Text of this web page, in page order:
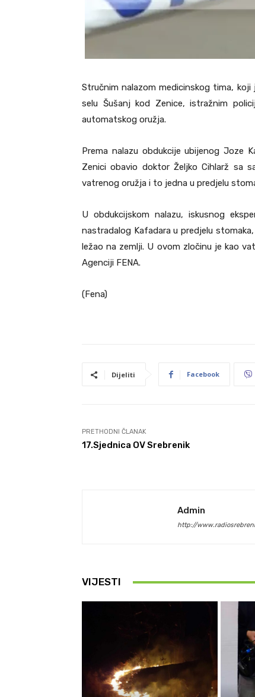
Stručnim nalazom medicinskog tima,
selu Šušanj kod Zenice, istražnim
automatskog oružja.
Prema nalazu obdukcije ubijenog Joze
Zenici obavio doktor Željko Cihlarž sa
vatrenog oružja i to jedna u predjelu
U obdukcijskom nalazu, iskusnog
nastradalog Kafadara u predjelu
ležao na zemlji. U ovom zločinu je kao
Agenciji FENA.
(Fena)
Dijeliti Facebook
PRETHODNI ČLANAK
17.Sjednica OV Srebrenik
Admin
http://
VIJESTI